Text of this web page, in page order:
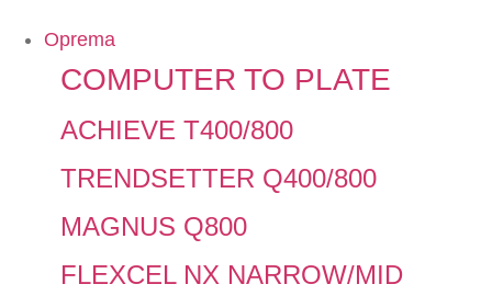
Oprema
COMPUTER TO PLATE
ACHIEVE T400/800
TRENDSETTER Q400/800
MAGNUS Q800
FLEXCEL NX NARROW/MID